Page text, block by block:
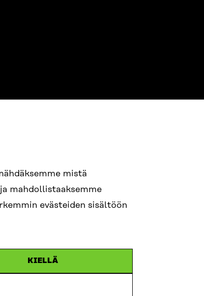
mistä
mahdollistaaksemme
evästeiden sisältöön
KIELLÄ